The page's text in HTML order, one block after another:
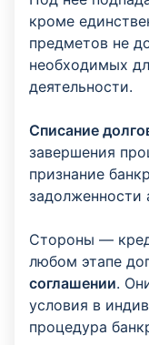
кроме
предметов не
необходимых
деятельности.
Списание
завершения
признание
задолженности
Стороны —
любом этапе
соглашении.
условия в
процедура